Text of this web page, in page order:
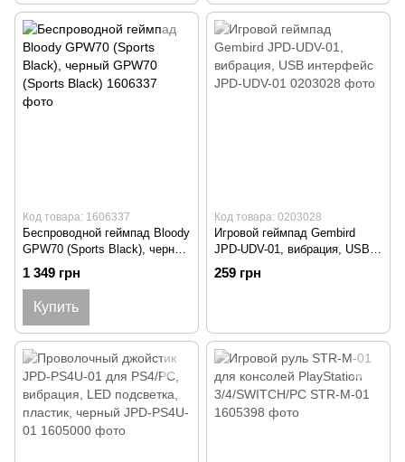
Код товара: 1606337
Беспроводной геймпад Bloody
GPW70 (Sports Black), черный
GPW70 (Sports Black)
1 349 грн
Купить
Код товара: 0203028
Игровой геймпад Gembird
JPD-UDV-01, вибрация, USB
интерфейс JPD-UDV-01
259 грн